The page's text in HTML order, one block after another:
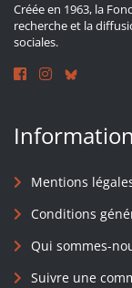
Créée en 1963, la
recherche et la
sociales.
Mentions
Conditions
Qui sommes-
Suivre une